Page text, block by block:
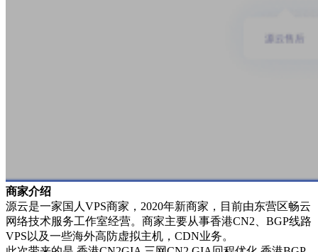
商家介绍
源云是一家国人VPS商家，2020年新商家，目前由东营区畅云
网络技术服务工作室经营。商家主要从事香港CN2、BGP线路
VPS以及一些海外高防虚拟主机，CDN业务。